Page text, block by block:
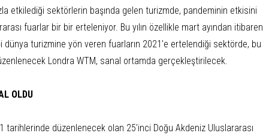
etkilediği sektörlerin başında gelen turizmde, pandeminin etkisini
fuarlar bir bir erteleniyor. Bu yılın özellikle mart ayından itibaren
dünya turizmine yön veren fuarların 2021'e ertelendiği sektörde, bu
Londra WTM, sanal ortamda gerçekleştirilecek.
OLDU
tarihlerinde düzenlenecek olan 25'inci Doğu Akdeniz Uluslararası